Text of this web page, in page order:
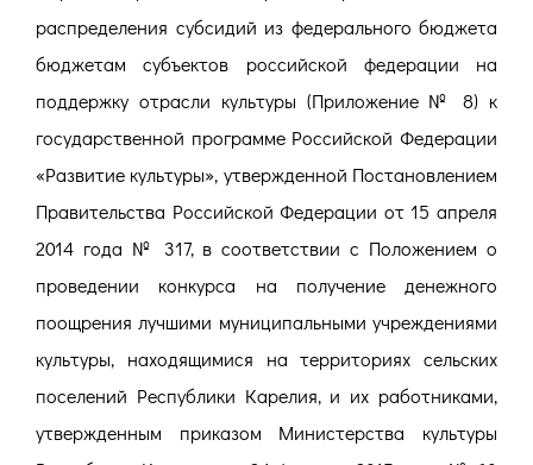
распределения субсидий из федерального бюджета
бюджетам субъектов российской федерации на
поддержку отрасли культуры (Приложение № 8) к
государственной программе Российской Федерации
«Развитие культуры», утвержденной Постановлением
Правительства Российской Федерации от 15 апреля
2014 года № 317, в соответствии с Положением о
проведении конкурса на получение денежного
поощрения лучшими муниципальными учреждениями
культуры, находящимися на территориях сельских
поселений Республики Карелия, и их работниками,
утвержденным приказом Министерства культуры